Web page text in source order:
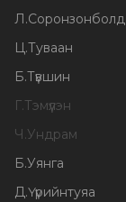
Л.Соронзонболд
Ц.Туваан
Б.Түвшин
Г.Тэмүүлэн
Ч.Ундрам
Б.Уянга
Д.Үүрийнтуяа